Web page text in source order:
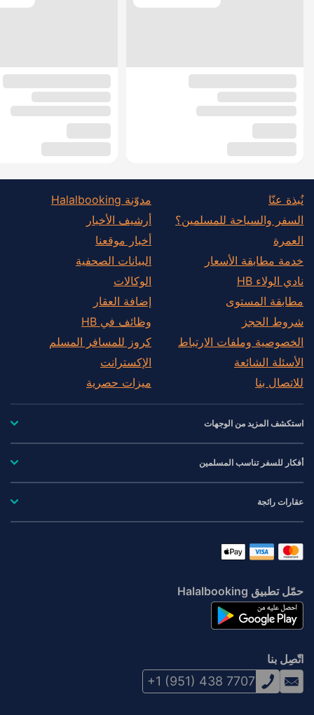
نُبذة عنّا
السفر والسياحة للمسلمين؟
العمرة
خدمة مطابقة الأسعار
نادي الولاء HB
مطابقة المستوى
شروط الحجز
الخصوصية وملفات الارتباط
الأسئلة الشائعة
للاتصال بنا
مدوّنة Halalbooking
أرشيف الأخبار
أخبار موقعنا
البيانات الصحفية
الوكالات
إضافة العقار
وظائف في HB
كروز للمسافر المسلم
الإكسترانت
ميزات حصرية
استكشف المزيد من الوجهات
أفكار للسفر تناسب المسلمين
عقارات رائجة
حمّل تطبيق Halalbooking
اتّصِل بنا
+1 (951) 438 7707